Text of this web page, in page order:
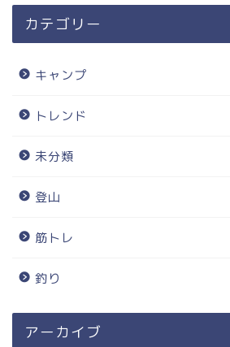
カテゴリー
キャンプ
トレンド
未分類
登山
筋トレ
釣り
アーカイブ